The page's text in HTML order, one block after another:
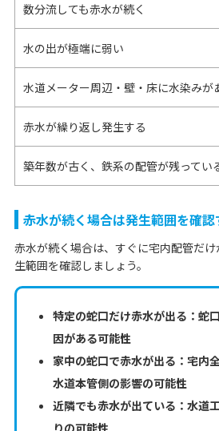
数分流しても赤水が続く
水の出が極端に弱い
水道メーター周辺・壁・床に水染みが
赤水が繰り返し発生する
築年数が古く、鉄系の配管が残ってい
赤水が続く場合は発生範囲を確認
赤水が続く場合は、すぐに宅内配管だ
生範囲を確認しましょう。
特定の蛇口だけ赤水が出る：蛇
因がある可能性
家中の蛇口で赤水が出る：宅内
水道本管側の影響の可能性
近隣でも赤水が出ている：水道
りの可能性